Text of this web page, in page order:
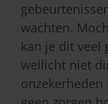
wachten.
kan je dit veel
wellicht niet
onzekerheden